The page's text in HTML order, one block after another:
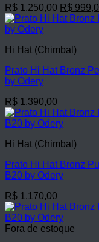
R$1.250,00 O
preço
R$
R$
Hi Hat (Chimbal)
Prato Hi Hat Bronz
by Odery
R$ 1.390,00
Hi Hat (Chimbal)
Prato Hi Hat Bronz
B20 by Odery
R$ 1.170,00
Fora de estoque